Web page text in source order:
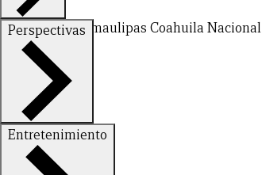
Nuevo LeónTamaulipas Coahuila Nacional
Perspectivas
FinanzasOpinión
Entretenimiento